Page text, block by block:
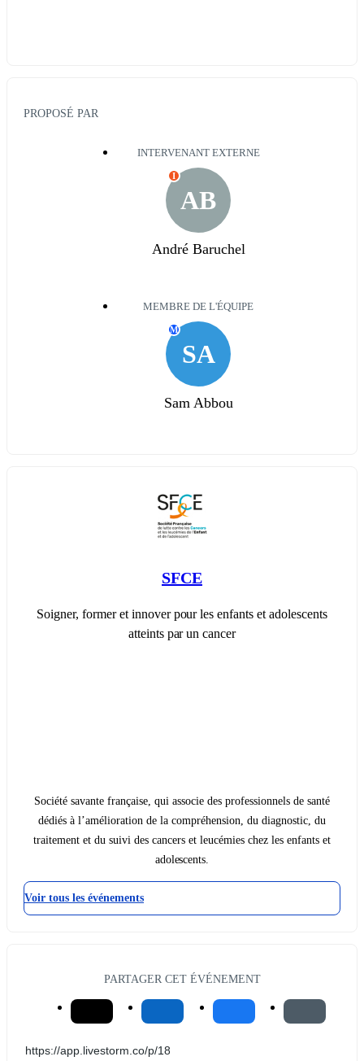
PROPOSÉ PAR
INTERVENANT EXTERNE
AB
I
André Baruchel
MEMBRE DE L'ÉQUIPE
SA
M
Sam Abbou
SFCE
Soigner, former et innover pour les enfants et adolescents
atteints par un cancer
Société savante française, qui associe des professionnels de santé
dédiés à l’amélioration de la compréhension, du diagnostic, du
traitement et du suivi des cancers et leucémies chez les enfants et
adolescents.
Voir tous les événements
PARTAGER CET ÉVÉNEMENT